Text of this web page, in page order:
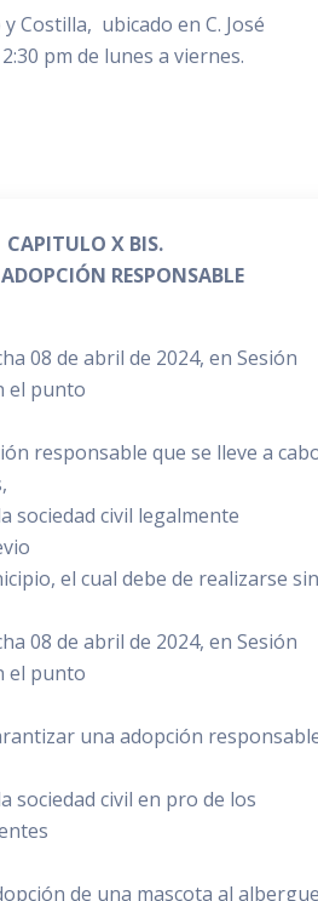
Costilla, ubicado en C. José
pm de lunes a viernes.
CAPITULO X BIS.
08 de abril de 2024, en Sesión
el punto
responsable que se lleve a
sociedad civil legalmente
el cual debe de realizarse sin
08 de abril de 2024, en Sesión
el punto
una adopción
sociedad civil en pro de los
de una mascota al